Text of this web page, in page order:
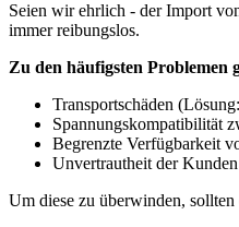
Seien wir ehrlich - der Import
immer reibungslos.
Zu den häufigsten Problemen
Transportschäden
Spannungskompatibilität
Begrenzte Verfügbarkeit
Unvertrautheit der
Um diese zu überwinden, sollten